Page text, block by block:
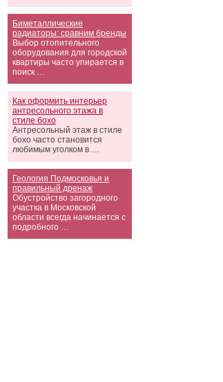
Биметаллические
радиаторы: сравним бренды
Выбор отопительного
оборудования для городской
квартиры часто упирается в
поиск …
Как оформить интерьер
антресольного этажа в
стиле бохо
Антресольный этаж в стиле
бохо часто становится
любимым уголком в …
Геология Подмосковья и
правильный дренаж
Обустройство загородного
участка в Московской
области всегда начинается с
подробного …